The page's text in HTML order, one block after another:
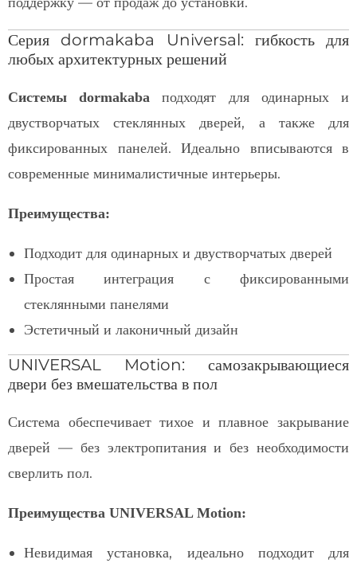
Серия dormakaba Universal: гибкость для
любых архитектурных решений
Системы dormakaba
подходят для одинарных и
двустворчатых стеклянных дверей, а также для
фиксированных панелей. Идеально вписываются в
современные минималистичные интерьеры.
Преимущества:
Подходит для одинарных и двустворчатых дверей
Простая интеграция с фиксированными
стеклянными панелями
Эстетичный и лаконичный дизайн
UNIVERSAL Motion: самозакрывающиеся
двери без вмешательства в пол
Система обеспечивает тихое и плавное закрывание
дверей — без электропитания и без необходимости
сверлить пол.
Преимущества UNIVERSAL Motion:
Невидимая установка, идеально подходит для